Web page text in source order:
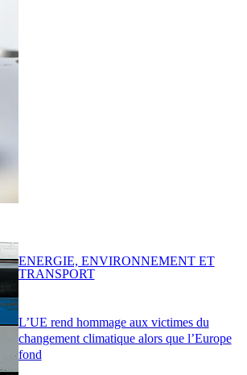
L’UE rend hommage aux victimes du
changement climatique alors que l’Europe
fond
ENERGIE, ENVIRONNEMENT ET
TRANSPORT